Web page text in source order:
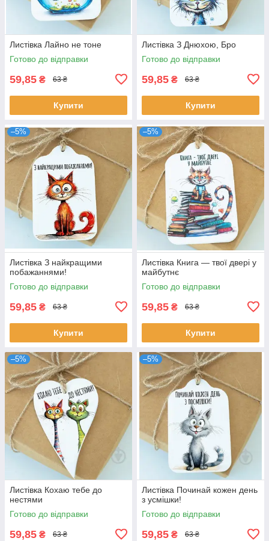
Листівка Лайно не тоне
Готово до відправки
59,85 ₴ 63 ₴
Купити
Листівка З Днюхою, Бро
Готово до відправки
59,85 ₴ 63 ₴
Купити
–5%
Листівка З найкращими
побажаннями!
Готово до відправки
59,85 ₴ 63 ₴
Купити
–5%
Листівка Книга — твої двері у
майбутнє
Готово до відправки
59,85 ₴ 63 ₴
Купити
–5%
Листівка Кохаю тебе до
нестями
Готово до відправки
59,85 ₴ 63 ₴
–5%
Листівка Починай кожен день
з усмішки!
Готово до відправки
59,85 ₴ 63 ₴